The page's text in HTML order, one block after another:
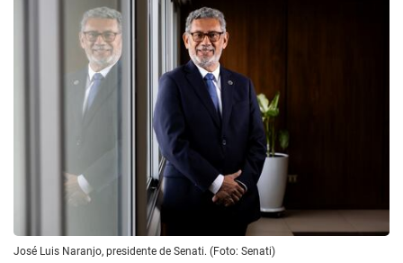
José Luis Naranjo, presidente de Senati. (Foto: Senati)